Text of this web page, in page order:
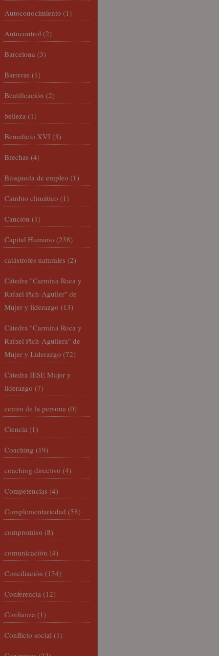
Autoconocimiento (1)
Autocontrol (2)
Barcelona (3)
Barreras (1)
Beatificación (2)
belleza (1)
Benedicto XVI (3)
Brechas (4)
Búsqueda de empleo (1)
Cambio climático (1)
Canción (1)
Capital Humano (238)
catástrofes naturales (2)
Cátedra "Carmina Roca y
Rafael Pich-Aguiler" de
Mujer y liderazgo (13)
Cátedra "Carmina Roca y
Rafael Pich-Aguilera" de
Mujer y Liderazgo (72)
Cátedra IESE Mujer y
liderazgo (7)
centro de la persona (0)
Ciencia (1)
Coaching (19)
coaching directivo (4)
Competencias (4)
Complementariedad (58)
compromiso (8)
comunicación (4)
Conciliación (134)
Conferencia (12)
Confianza (1)
Conflicto social (1)